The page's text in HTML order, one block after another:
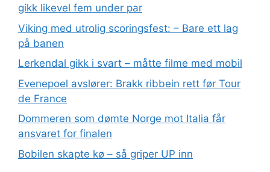
gikk likevel fem under par
Viking med utrolig scoringsfest: – Bare ett lag
på banen
Lerkendal gikk i svart – måtte filme med mobil
Evenepoel avslører: Brakk ribbein rett før Tour
de France
Dommeren som dømte Norge mot Italia får
ansvaret for finalen
Bobilen skapte kø – så griper UP inn